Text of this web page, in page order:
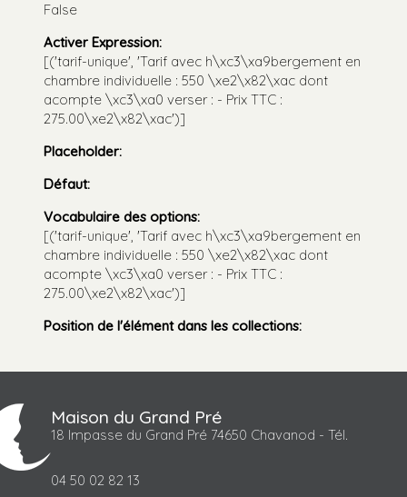
False
Activer Expression:
[('tarif-unique', 'Tarif avec h\xc3\xa9bergement en
chambre individuelle : 550 \xe2\x82\xac dont
acompte \xc3\xa0 verser : - Prix TTC :
275.00\xe2\x82\xac')]
Placeholder:
Défaut:
Vocabulaire des options:
[('tarif-unique', 'Tarif avec h\xc3\xa9bergement en
chambre individuelle : 550 \xe2\x82\xac dont
acompte \xc3\xa0 verser : - Prix TTC :
275.00\xe2\x82\xac')]
Position de l'élément dans les collections:
Maison du Grand Pré
18 Impasse du Grand Pré 74650 Chavanod - Tél.
04 50 02 82 13